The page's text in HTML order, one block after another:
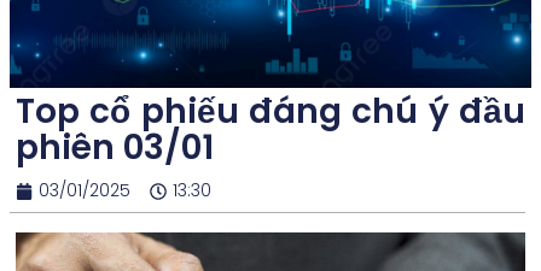
Top cổ phiếu đáng chú ý đầu
phiên 03/01
03/01/2025 13:30